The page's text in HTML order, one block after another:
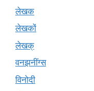
लेखक
लेखकों
लेखक्
वनझनींग्स
विनोदी